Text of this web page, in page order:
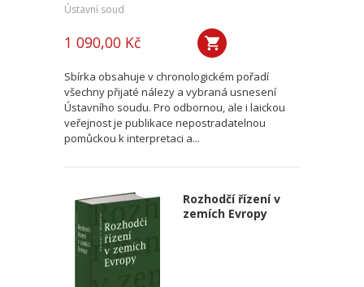
Ústavní soud
1 090,00 Kč
Sbírka obsahuje v chronologickém pořadí
všechny přijaté nálezy a vybraná usnesení
Ústavního soudu. Pro odbornou, ale i laickou
veřejnost je publikace nepostradatelnou
pomůckou k interpretaci a...
Rozhodčí řízení v
zemích Evropy